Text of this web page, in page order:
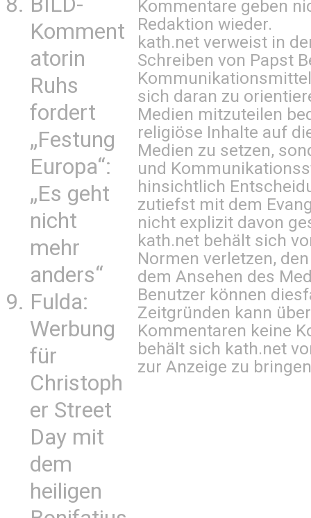
Komment
atorin
Ruhs
fordert
„Festung
Europa“:
„Es geht
nicht
mehr
anders“
Fulda:
Werbung
für
Christoph
er Street
Day mit
dem
heiligen
Kommentare geben
Redaktion wieder.
kath.net verweist in
Schreiben von Papst
sich daran zu
Medien mitzuteilen
religiöse Inhalte auf
Medien zu setzen,
und
hinsichtlich
zutiefst mit dem
nicht explizit davon
kath.net behält sich
Normen verletzen,
dem Ansehen des
Benutzer können
Zeitgründen kann
Kommentaren keine
behält sich kath.net
zur Anzeige zu